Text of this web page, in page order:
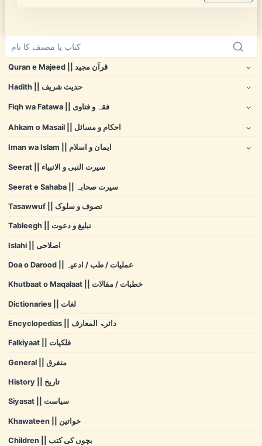
Quran e Majeed || قرآن مجید
Hadith || حدیث شریف
Fiqh wa Fatawa || فقہ و فتاوی
Ahkam o Masail || احکام و مسائل
Iman wa Islam || ایمان و اسلام
Seerat || سیرت النبی و الانبیاء
Seerat e Sahaba || سیرت صحابہ
Tasawwuf || تصوف و سلوک
Tableegh || تبلیغ و دعوت
Islahi || اصلاحی
Doa o Darood || عملیات / طب / ادعیہ
Khutbaat o Maqalaat || خطبات / مقالات
Dictionaries || لغات
Encyclopedias || دائرۃ المعارف
Falkiyaat || فلکیات
General || متفرق
History || تاریخ
Siyasat || سیاست
Khawateen || خواتین
Children || بچوں کی کتب